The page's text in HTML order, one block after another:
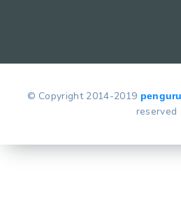
© Copyright 2014-2019
reserved